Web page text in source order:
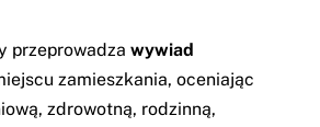
przeprowadza wywiad
zamieszkania, oceniając
zdrowotną, rodzinną,